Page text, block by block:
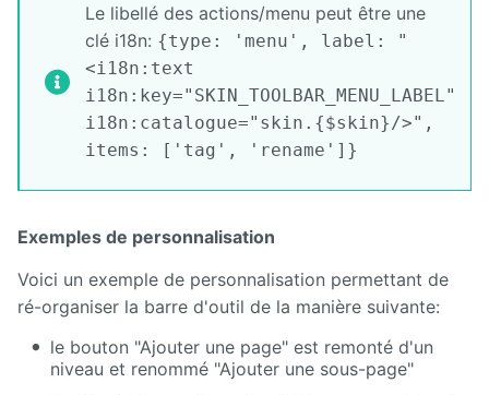
Le libellé des actions/menu peut être une
clé i18n: {type: 'menu', label: "
<i18n:text
i18n:key="SKIN_TOOLBAR_MENU_LABEL"
i18n:catalogue="skin.{$skin}/>",
items: ['tag', 'rename']}
Exemples de personnalisation
Voici un exemple de personnalisation permettant de
ré-organiser la barre d'outil de la manière suivante:
le bouton "Ajouter une page" est remonté d'un
niveau et renommé "Ajouter une sous-page"